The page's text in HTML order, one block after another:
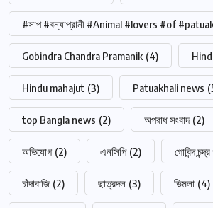
#সাপ #বন্যাপ্রানী #Animal #lovers #of
Gobindra Chandra Pramanik (4)
Hindu mahajut (3) Patuakhali news
top Bangla news (2) অপরাধ সংবাদ (2)
অভিযোগ (2) এনসিপি (2) গোবিন্দ
চাঁদাবাজি (2) ছাত্রদল (3) ডিমলা (4)